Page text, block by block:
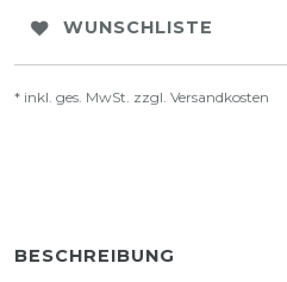
WUNSCHLISTE
* inkl. ges. MwSt. zzgl. Versandkosten
BESCHREIBUNG